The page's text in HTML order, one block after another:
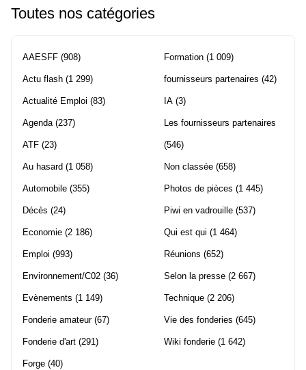
Toutes nos catégories
AAESFF (908)
Actu flash (1 299)
Actualité Emploi (83)
Agenda(237)
ATF (23)
Au hasard (1 058)
Automobile (355)
Décès (24)
Economie (2 186)
Emploi (993)
Environnement/C02 (36)
Evènements (1 149)
Fonderie amateur(67)
Fonderie d'art (291)
Forge (40)
Formation (1 009)
fournisseurs partenaires (42)
IA (3)
Les fournisseurs partenaires
(546)
Non classée (658)
Photos de pièces (1 445)
Piwi en vadrouille (537)
Qui est qui (1 464)
Réunions (652)
Selon la presse (2 667)
Technique (2 206)
Vie des fonderies (645)
Wiki fonderie (1 642)